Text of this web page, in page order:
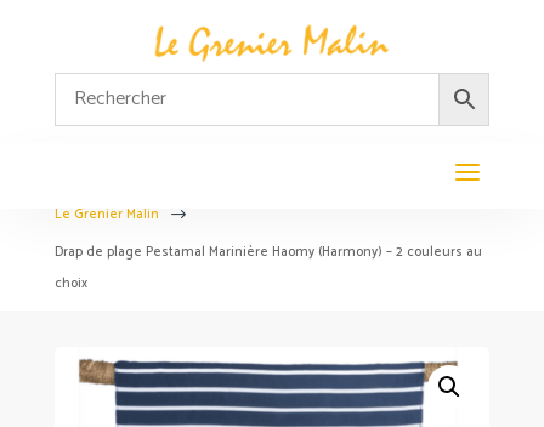
Le Grenier Malin $
Drap de plage Pestamal Marinière Haomy (Harmony) – 2 couleurs au
choix